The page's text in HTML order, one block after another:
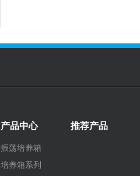
产品中心
振荡培养箱
培养箱系列
推荐产品